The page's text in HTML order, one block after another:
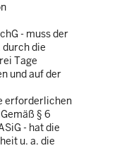
- muss der
die
Tage
und auf der
erforderlichen
§ 6
- hat die
u. a. die